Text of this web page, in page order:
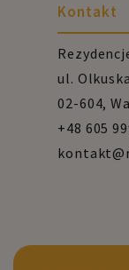
Kontakt
ul.
02-604,
+48 605